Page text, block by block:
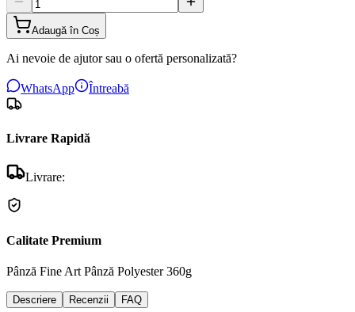
Adaugă în Coș
Ai nevoie de ajutor sau o ofertă personalizată?
WhatsApp Întreabă
Livrare Rapidă
Livrare:
Calitate Premium
Pânză Fine Art Pânză Polyester 360g
Descriere Recenzii FAQ